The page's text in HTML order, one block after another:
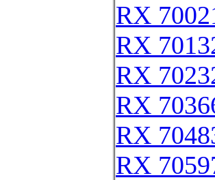
RX
RX
RX
RX
RX
RX